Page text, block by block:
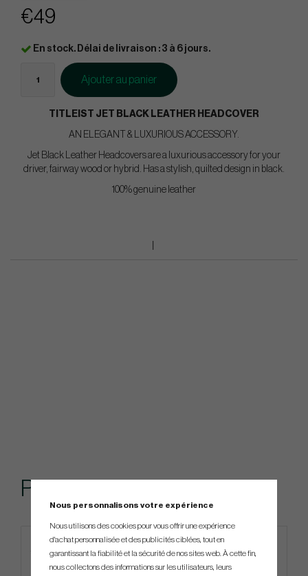
€49
En stock. Délai de livraison : 3 à 6 jours.
Ajouter au panier
TITLEIST JET BLACK LEATHER HEADCOVER
AN ELEGANT & LUXURIOUS ACCESSORY.
Jet Black Leather Headcovers are a luxurious accessory for your
driver, fairway wood or hybrid. Has a stylish, quilted design in black.
100% genuine leather
Produits similaires
Nous personnalisons votre expérience
Nous utilisons des cookies pour vous offrir une expérience
d'achat personnalisée et des publicités ciblées, tout en
garantissant la fiabilité et la sécurité de nos sites web. À cette fin,
nous collectons des informations sur les utilisateurs, leurs